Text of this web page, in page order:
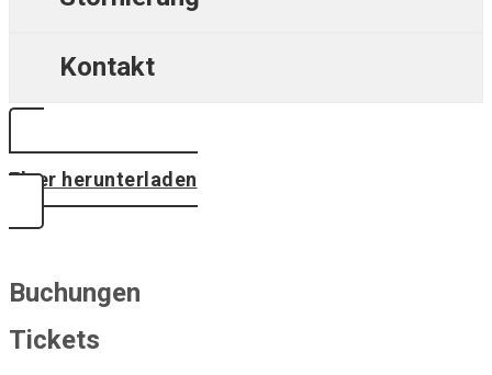
Kontakt
Flyer herunterladen
Buchungen
Tickets